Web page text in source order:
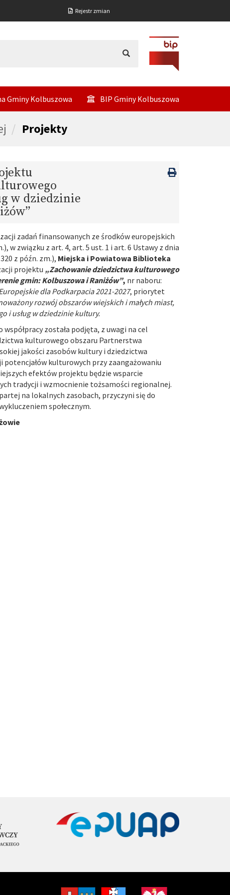
Rejestr zmian
BIP Gminy Kolbuszowa
Gminy Kolbuszowa
Projekty
w dziedzinie
zadań finansowanych ze środków europejskich
w związku z art. 4, art. 5 ust. 1 i art. 6 Ustawy z dnia
z późn. zm.), Miejska i Powiatowa Biblioteka
projektu „Zachowanie dziedzictwa kulturowego
gmin: Kolbuszowa i Raniżów”, nr naboru:
dla Podkarpacia 2021-2027, priorytet
rozwój obszarów wiejskich i małych miast,
i usług w dziedzinie kultury.
współpracy została podjęta, z uwagi na cel
kulturowego obszaru Partnerstwa
jakości zasobów kultury i dziedzictwa
kulturowych przy zaangażowaniu
efektów projektu będzie wsparcie
tradycji i wzmocnienie tożsamości regionalnej.
na lokalnych zasobach, przyczyni się do
społecznym.